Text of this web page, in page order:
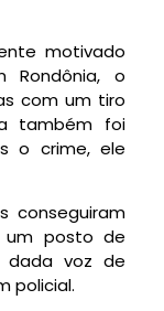
motivado
o
com um tiro
também foi
o crime, ele
conseguiram
um posto de
dada voz de
policial.